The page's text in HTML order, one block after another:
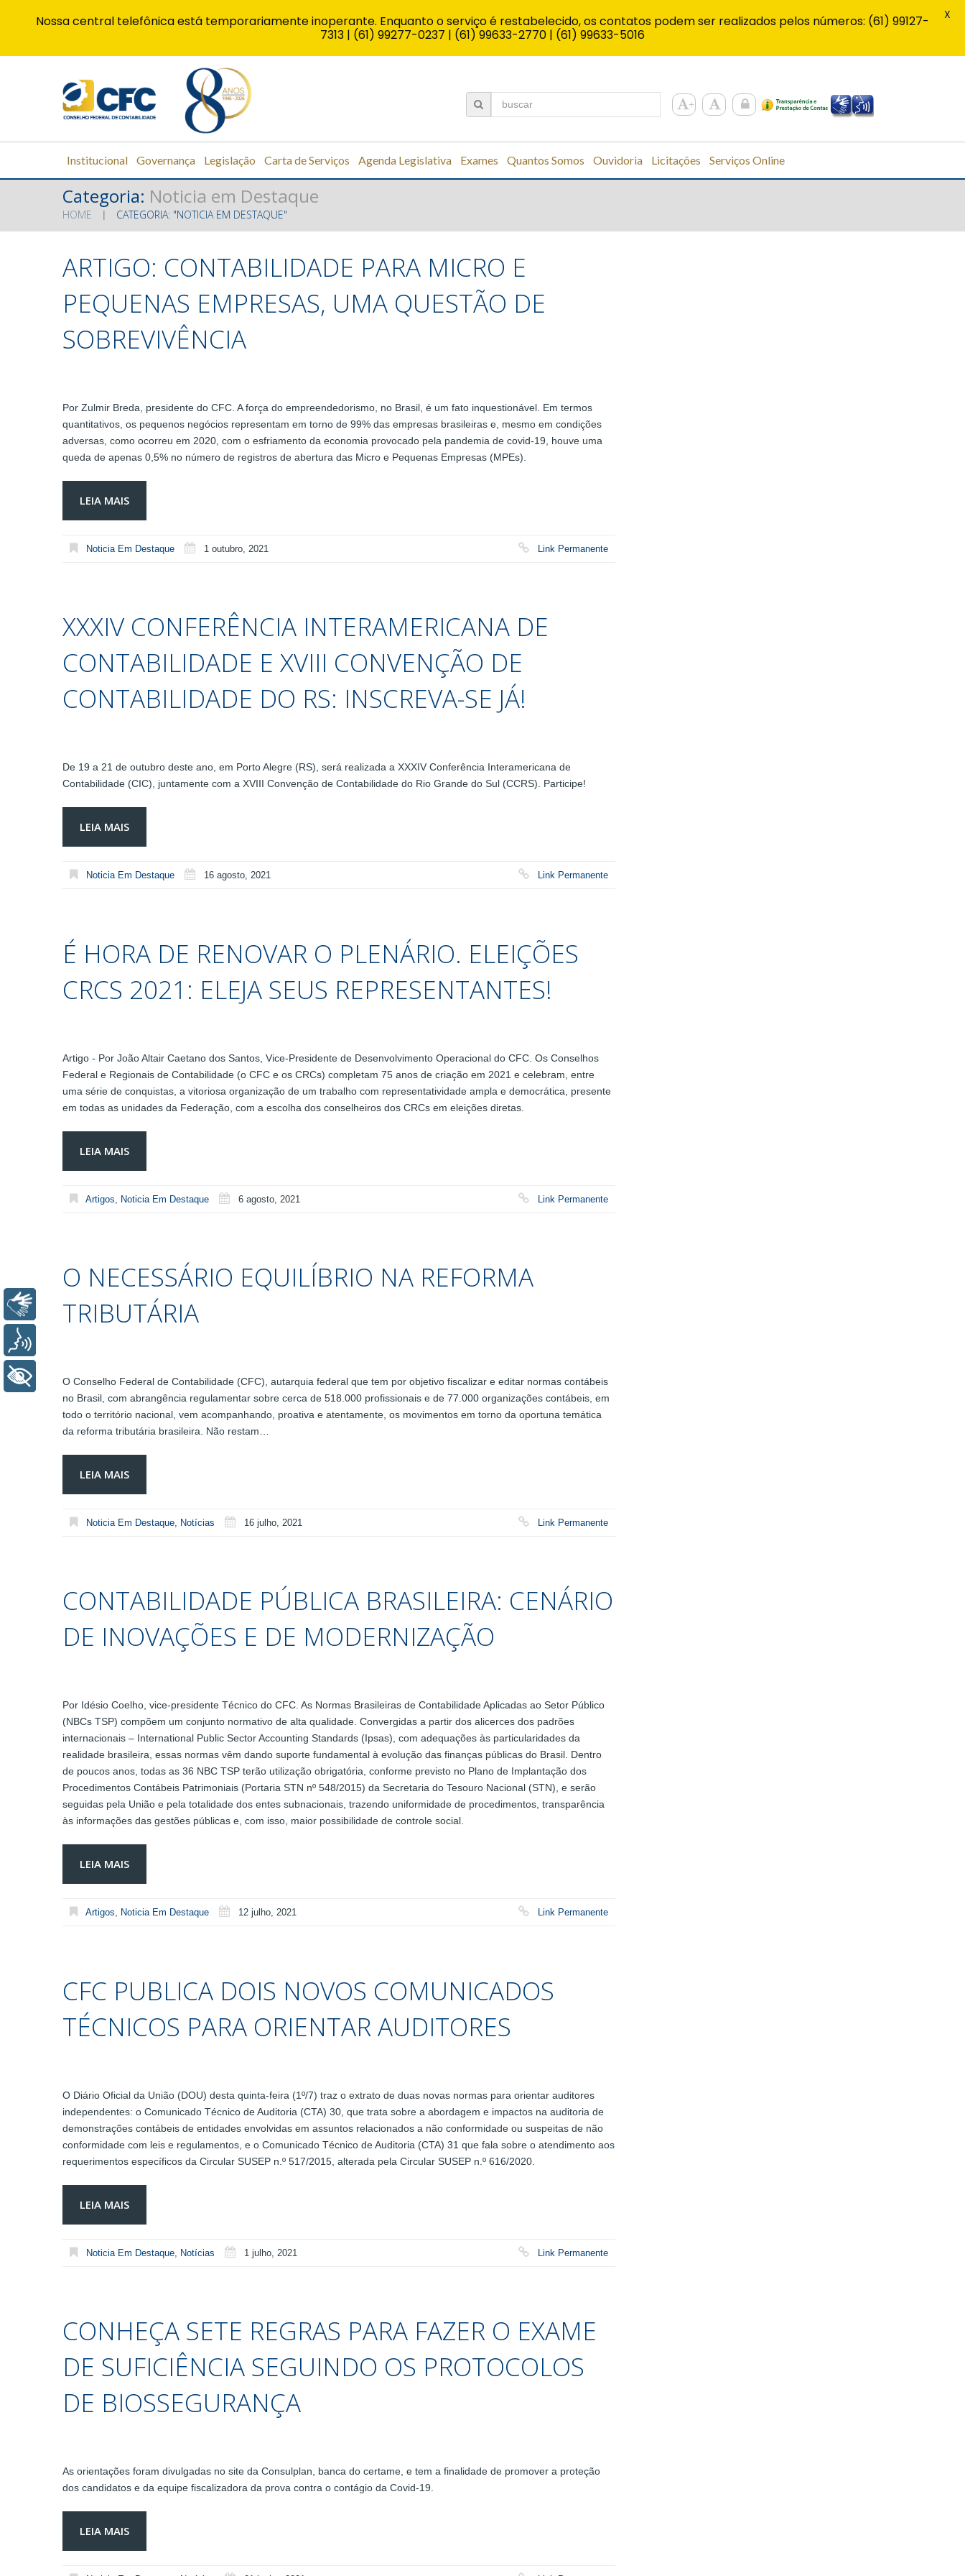
Institucional Governança Legislação Carta de Serviços Agenda Legislativa Exames Quantos Somos Ouvidoria Licitações Serviços Online
Categoria: Noticia em Destaque
HOME CATEGORIA: "NOTICIA EM DESTAQUE"
ARTIGO: CONTABILIDADE PARA MICRO E
PEQUENAS EMPRESAS, UMA QUESTÃO DE
SOBREVIVÊNCIA
Por Zulmir Breda, presidente do CFC. A força do empreendedorismo, no Brasil, é um fato inquestionável. Em termos
quantitativos, os pequenos negócios representam em torno de 99% das empresas brasileiras e, mesmo em condições
adversas, como ocorreu em 2020, com o esfriamento da economia provocado pela pandemia de covid-19, houve uma
queda de apenas 0,5% no número de registros de abertura das Micro e Pequenas Empresas (MPEs).
LEIA MAIS
Noticia Em Destaque 1 outubro, 2021 Link Permanente
XXXIV CONFERÊNCIA INTERAMERICANA DE
CONTABILIDADE E XVIII CONVENÇÃO DE
CONTABILIDADE DO RS: INSCREVA-SE JÁ!
De 19 a 21 de outubro deste ano, em Porto Alegre (RS), será realizada a XXXIV Conferência Interamericana de
Contabilidade (CIC), juntamente com a XVIII Convenção de Contabilidade do Rio Grande do Sul (CCRS). Participe!
LEIA MAIS
Noticia Em Destaque 16 agosto, 2021 Link Permanente
É HORA DE RENOVAR O PLENÁRIO. ELEIÇÕES
CRCS 2021: ELEJA SEUS REPRESENTANTES!
Artigo - Por João Altair Caetano dos Santos, Vice-Presidente de Desenvolvimento Operacional do CFC. Os Conselhos
Federal e Regionais de Contabilidade (o CFC e os CRCs) completam 75 anos de criação em 2021 e celebram, entre
uma série de conquistas, a vitoriosa organização de um trabalho com representatividade ampla e democrática, presente
em todas as unidades da Federação, com a escolha dos conselheiros dos CRCs em eleições diretas.
LEIA MAIS
Artigos Noticia Em Destaque 6 agosto, 2021 Link Permanente
O NECESSÁRIO EQUILÍBRIO NA REFORMA
TRIBUTÁRIA
O Conselho Federal de Contabilidade (CFC), autarquia federal que tem por objetivo fiscalizar e editar normas contábeis
no Brasil, com abrangência regulamentar sobre cerca de 518.000 profissionais e de 77.000 organizações contábeis, em
todo o território nacional, vem acompanhando, proativa e atentamente, os movimentos em torno da oportuna temática
da reforma tributária brasileira. Não restam…
LEIA MAIS
Noticia Em Destaque, Notícias 16 julho, 2021 Link Permanente
CONTABILIDADE PÚBLICA BRASILEIRA: CENÁRIO
DE INOVAÇÕES E DE MODERNIZAÇÃO
Por Idésio Coelho, vice-presidente Técnico do CFC. As Normas Brasileiras de Contabilidade Aplicadas ao Setor Público
(NBCs TSP) compõem um conjunto normativo de alta qualidade. Convergidas a partir dos alicerces dos padrões
internacionais – International Public Sector Accounting Standards (Ipsas), com adequações às particularidades da
realidade brasileira, essas normas vêm dando suporte fundamental à evolução das finanças públicas do Brasil. Dentro
de poucos anos, todas as 36 NBC TSP terão utilização obrigatória, conforme previsto no Plano de Implantação dos
Procedimentos Contábeis Patrimoniais (Portaria STN nº 548/2015) da Secretaria do Tesouro Nacional (STN), e serão
seguidas pela União e pela totalidade dos entes subnacionais, trazendo uniformidade de procedimentos, transparência
às informações das gestões públicas e, com isso, maior possibilidade de controle social.
LEIA MAIS
Artigos, Noticia Em Destaque 12 julho, 2021 Link Permanente
CFC PUBLICA DOIS NOVOS COMUNICADOS
TÉCNICOS PARA ORIENTAR AUDITORES
O Diário Oficial da União (DOU) desta quinta-feira (1º/7) traz o extrato de duas novas normas para orientar auditores
independentes: o Comunicado Técnico de Auditoria (CTA) 30, que trata sobre a abordagem e impactos na auditoria de
demonstrações contábeis de entidades envolvidas em assuntos relacionados a não conformidade ou suspeitas de não
conformidade com leis e regulamentos, e o Comunicado Técnico de Auditoria (CTA) 31 que fala sobre o atendimento aos
requerimentos específicos da Circular SUSEP n.º 517/2015, alterada pela Circular SUSEP n.º 616/2020.
LEIA MAIS
Noticia Em Destaque Notícias 1 julho, 2021 Link Permanente
CONHEÇA SETE REGRAS PARA FAZER O EXAME
DE SUFICIÊNCIA SEGUINDO OS PROTOCOLOS
DE BIOSSEGURANÇA
As orientações foram divulgadas no site da Consulplan, banca do certame, e tem a finalidade de promover a proteção
dos candidatos e da equipe fiscalizadora da prova contra o contágio da Covid-19.
LEIA MAIS
Nossa central telefônica está temporariamente inoperante. Enquanto o serviço é restabelecido, os contatos podem ser realizados pelos números: (61) 99127-
7313 | (61) 99277-0237 | (61) 99633-2770 | (61) 99633-5016
X
Libras
+ Acessibilidade